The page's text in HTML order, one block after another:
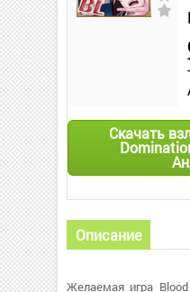
Скачать
Описание
Желаемая игра